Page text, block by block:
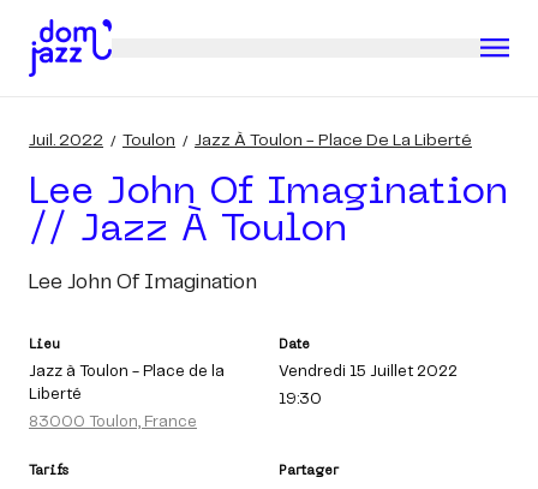
Juil. 2022 Toulon Jazz À Toulon - Place De La Liberté
Lee John Of Imagination
// Jazz À Toulon
Lee John Of Imagination
Lieu
Jazz à Toulon - Place de la
Liberté
83000 Toulon, France
Date
Vendredi 15 Juillet 2022
19:30
Tarifs Partager